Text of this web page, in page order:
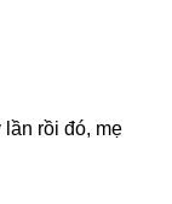
rồi đó, mẹ